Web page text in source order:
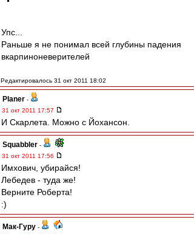
Упс...
Раньше я не понимал всей глубины падения
вкарпиноневерителей
Редактировалось 31 окт 2011 18:02
Planer -
31 окт 2011 17:57
И Скарлета. Можно с Йохансон.
Squabbler -
31 окт 2011 17:56
Имхович, убирайся!
Лебедев - туда же!
Верните Роберта!
:)
Мак-Гуру -